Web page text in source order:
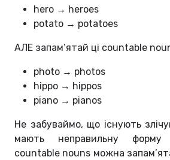
hero → heroes
potato → potatoes
АЛЕ запам’ятай ці countable
photo → photos
hippo → hippos
piano → pianos
Не забуваймо, що існують
мають неправильну
countable nouns можна